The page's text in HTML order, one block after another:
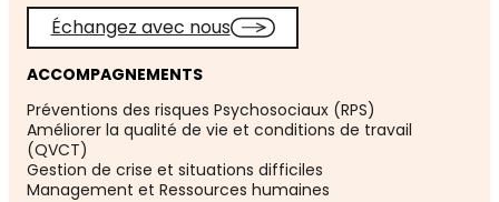
Échangez avec nous
ACCOMPAGNEMENTS
Préventions des risques Psychosociaux (RPS)
Améliorer la qualité de vie et conditions de travail
(QVCT)
Gestion de crise et situations difficiles
Management et Ressources humaines